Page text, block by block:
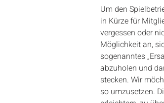
Um den
in Kürze für
vergessen oder
Möglichkeit an,
sogenanntes
abzuholen und
stecken. Wir
so umzusetzen.